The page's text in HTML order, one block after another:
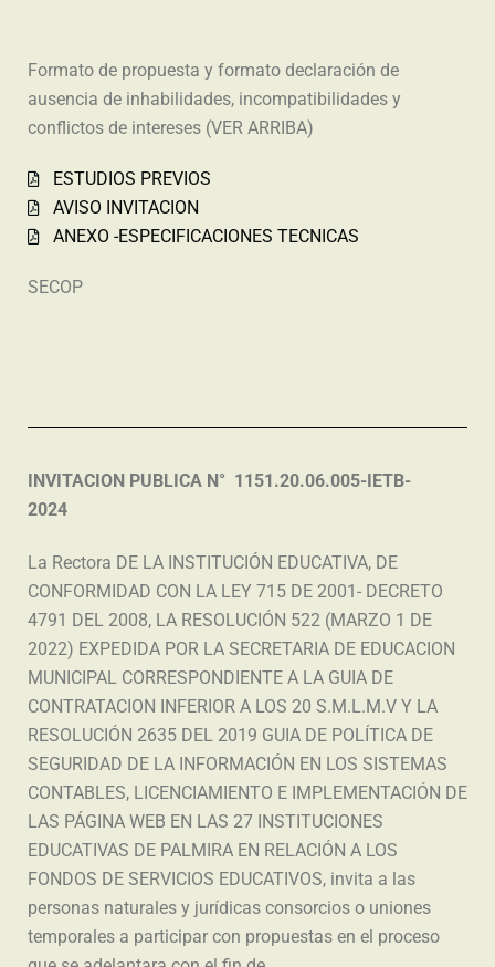
Formato de propuesta y formato declaración de
ausencia de inhabilidades, incompatibilidades y
conflictos de intereses (VER ARRIBA)
ESTUDIOS PREVIOS
AVISO INVITACION
ANEXO -ESPECIFICACIONES TECNICAS
SECOP
INVITACION PUBLICA N° 1151.20.06.005-IETB-
2024
La Rectora DE LA INSTITUCIÓN EDUCATIVA, DE
CONFORMIDAD CON LA LEY 715 DE 2001- DECRETO
4791 DEL 2008, LA RESOLUCIÓN 522 (MARZO 1 DE
2022) EXPEDIDA POR LA SECRETARIA DE EDUCACION
MUNICIPAL CORRESPONDIENTE A LA GUIA DE
CONTRATACION INFERIOR A LOS 20 S.M.L.M.V Y LA
RESOLUCIÓN 2635 DEL 2019 GUIA DE POLÍTICA DE
SEGURIDAD DE LA INFORMACIÓN EN LOS SISTEMAS
CONTABLES, LICENCIAMIENTO E IMPLEMENTACIÓN DE
LAS PÁGINA WEB EN LAS 27 INSTITUCIONES
EDUCATIVAS DE PALMIRA EN RELACIÓN A LOS
FONDOS DE SERVICIOS EDUCATIVOS, invita a las
personas naturales y jurídicas consorcios o uniones
temporales a participar con propuestas en el proceso